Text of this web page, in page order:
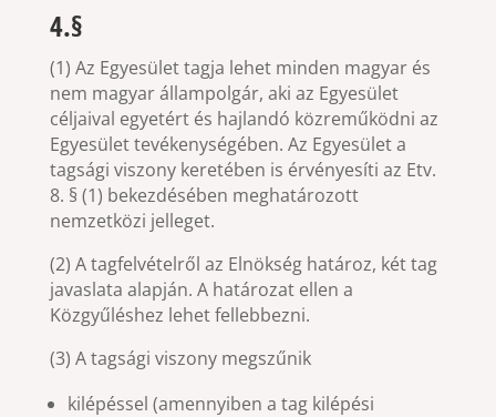
4.§
(1) Az Egyesület tagja lehet minden magyar és
nem magyar állampolgár, aki az Egyesület
céljaival egyetért és hajlandó közreműködni az
Egyesület tevékenységében. Az Egyesület a
tagsági viszony keretében is érvényesíti az Etv.
8. § (1) bekezdésében meghatározott
nemzetközi jelleget.
(2) A tagfelvételről az Elnökség határoz, két tag
javaslata alapján. A határozat ellen a
Közgyűléshez lehet fellebbezni.
(3) A tagsági viszony megszűnik
kilépéssel (amennyiben a tag kilépési